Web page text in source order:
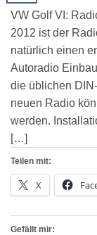
VW Golf VI:
2012 ist der
natürlich einen
Autoradio
die üblichen
neuen Radio
werden.
[…]
Teilen mit:
X
Gefällt mir: